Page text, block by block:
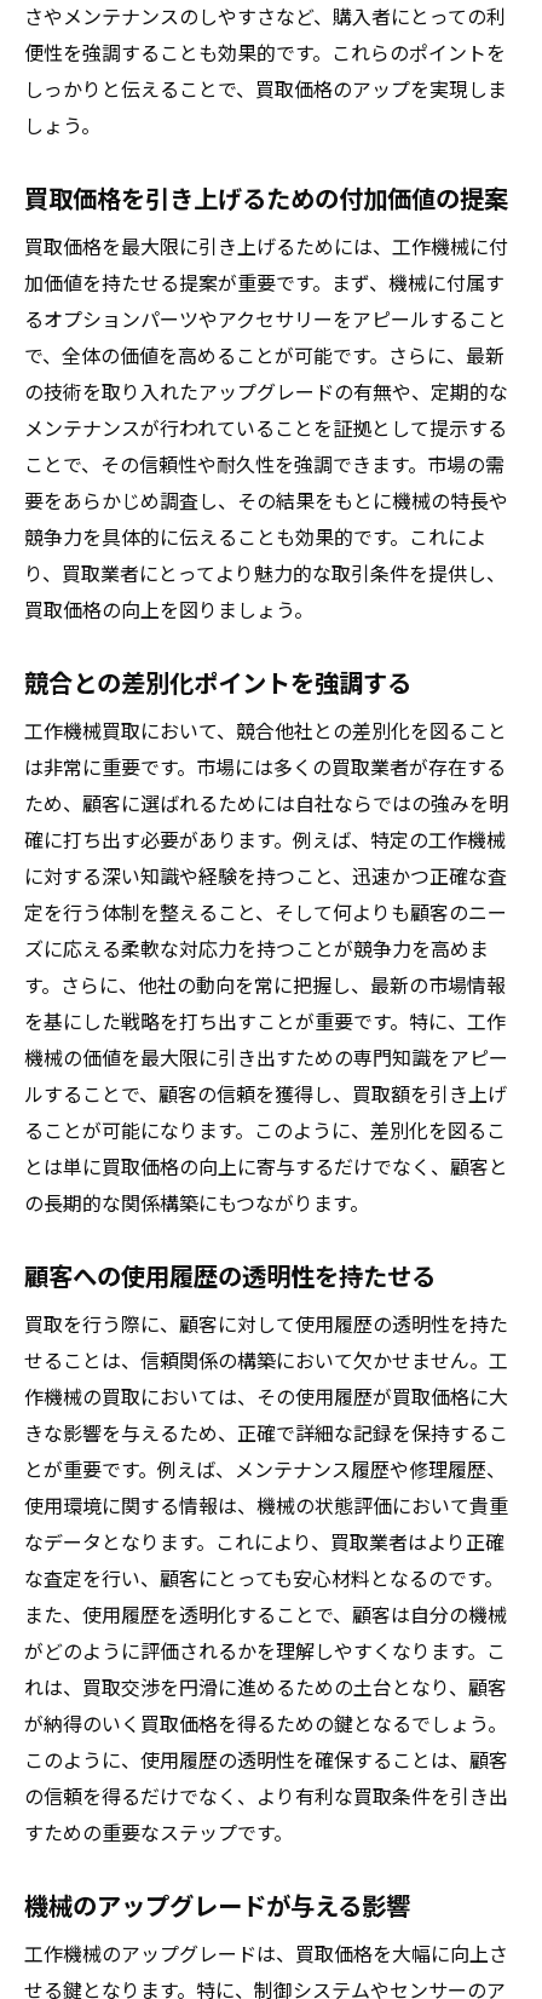
さやメンテナンスのしやすさなど、購入者にとっての利
便性を強調することも効果的です。これらのポイントを
しっかりと伝えることで、買取価格のアップを実現しま
しょう。
買取価格を引き上げるための付加価値の提案
買取価格を最大限に引き上げるためには、工作機械に付
加価値を持たせる提案が重要です。まず、機械に付属す
るオプションパーツやアクセサリーをアピールすること
で、全体の価値を高めることが可能です。さらに、最新
の技術を取り入れたアップグレードの有無や、定期的な
メンテナンスが行われていることを証拠として提示する
ことで、その信頼性や耐久性を強調できます。市場の需
要をあらかじめ調査し、その結果をもとに機械の特長や
競争力を具体的に伝えることも効果的です。これによ
り、買取業者にとってより魅力的な取引条件を提供し、
買取価格の向上を図りましょう。
競合との差別化ポイントを強調する
工作機械買取において、競合他社との差別化を図ること
は非常に重要です。市場には多くの買取業者が存在する
ため、顧客に選ばれるためには自社ならではの強みを明
確に打ち出す必要があります。例えば、特定の工作機械
に対する深い知識や経験を持つこと、迅速かつ正確な査
定を行う体制を整えること、そして何よりも顧客のニー
ズに応える柔軟な対応力を持つことが競争力を高めま
す。さらに、他社の動向を常に把握し、最新の市場情報
を基にした戦略を打ち出すことが重要です。特に、工作
機械の価値を最大限に引き出すための専門知識をアピー
ルすることで、顧客の信頼を獲得し、買取額を引き上げ
ることが可能になります。このように、差別化を図るこ
とは単に買取価格の向上に寄与するだけでなく、顧客と
の長期的な関係構築にもつながります。
顧客への使用履歴の透明性を持たせる
買取を行う際に、顧客に対して使用履歴の透明性を持た
せることは、信頼関係の構築において欠かせません。工
作機械の買取においては、その使用履歴が買取価格に大
きな影響を与えるため、正確で詳細な記録を保持するこ
とが重要です。例えば、メンテナンス履歴や修理履歴、
使用環境に関する情報は、機械の状態評価において貴重
なデータとなります。これにより、買取業者はより正確
な査定を行い、顧客にとっても安心材料となるのです。
また、使用履歴を透明化することで、顧客は自分の機械
がどのように評価されるかを理解しやすくなります。こ
れは、買取交渉を円滑に進めるための土台となり、顧客
が納得のいく買取価格を得るための鍵となるでしょう。
このように、使用履歴の透明性を確保することは、顧客
の信頼を得るだけでなく、より有利な買取条件を引き出
すための重要なステップです。
機械のアップグレードが与える影響
工作機械のアップグレードは、買取価格を大幅に向上さ
せる鍵となります。特に、制御システムやセンサーのア